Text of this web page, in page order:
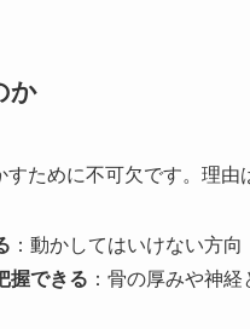
か
ために不可欠です。理由
：動かしてはいけない方
握できる ：骨の厚みや神